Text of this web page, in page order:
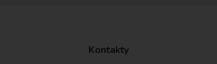
Kontakty